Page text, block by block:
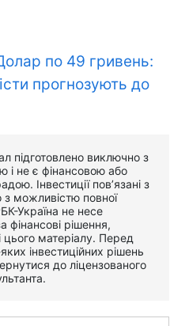
по 49 гривень:
прогнозують до
підготовлено виключно з
і не є фінансовою або
Інвестиції пов’язані з
можливістю повної
Україна не несе
фінансові рішення,
цього матеріалу. Перед
інвестиційних рішень
до ліцензованого